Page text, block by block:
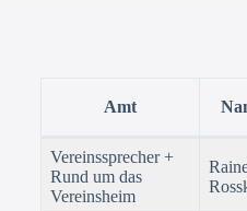
Amt
Vereinssprecher +
Rund um das
Vereinsheim